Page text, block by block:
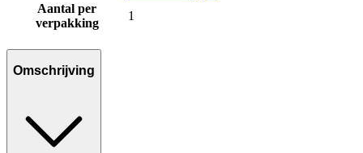
Aantal per
verpakking
1
Omschrijving